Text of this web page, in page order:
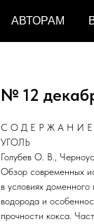
АВТОРАМ
№ 12
С О Д Е Р Ж А Н И Е
УГОЛЬ
Голубев О. В.,
Обзор современных
в условиях
водорода и
прочности кокса.